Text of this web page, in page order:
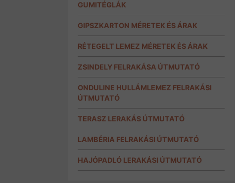
GUMITÉGLÁK
GIPSZKARTON MÉRETEK ÉS ÁRAK
RÉTEGELT LEMEZ MÉRETEK ÉS ÁRAK
ZSINDELY FELRAKÁSA ÚTMUTATÓ
ONDULINE HULLÁMLEMEZ FELRAKÁSI
ÚTMUTATÓ
TERASZ LERAKÁS ÚTMUTATÓ
LAMBÉRIA FELRAKÁSI ÚTMUTATÓ
HAJÓPADLÓ LERAKÁSI ÚTMUTATÓ